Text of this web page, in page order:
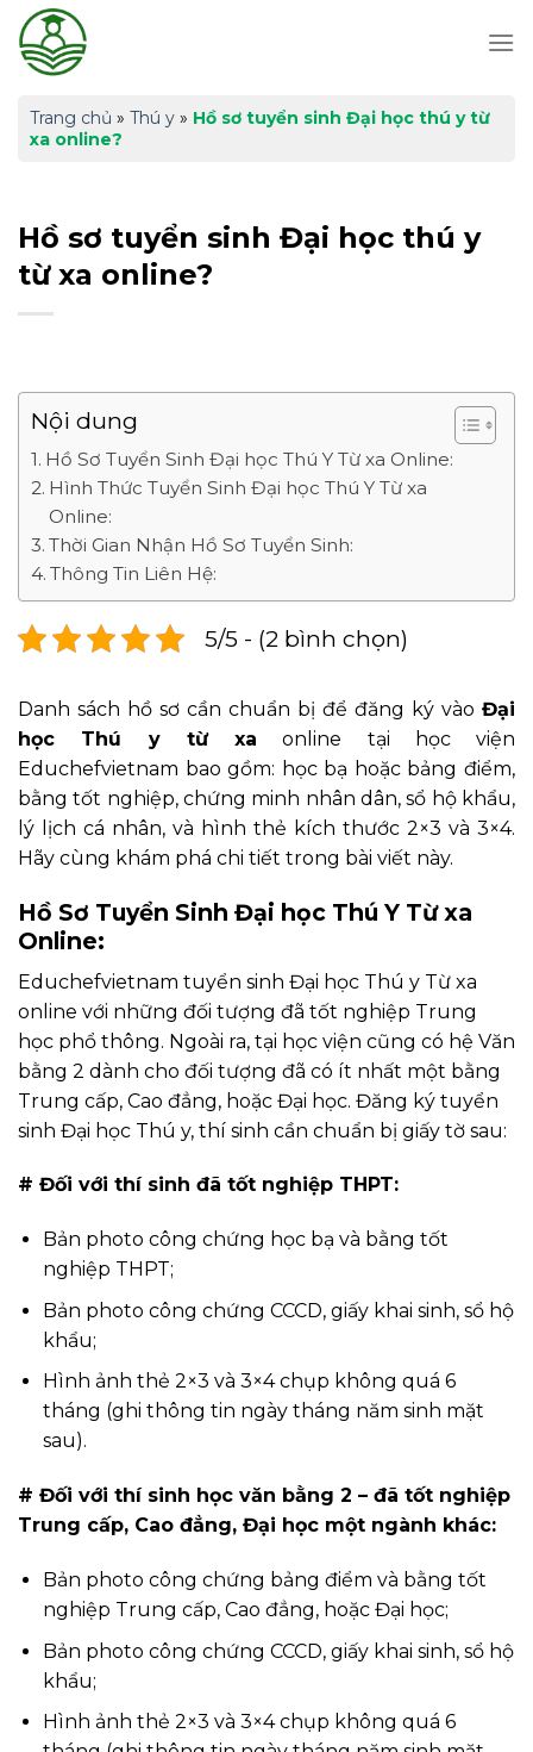
Skip
content
Trang chủ » Thú y » Hồ sơ tuyển sinh Đại học thú y từ
xa online?
Hồ sơ tuyển sinh Đại học thú y
từ xa online?
Nội dung
Hồ Sơ Tuyển Sinh Đại học Thú Y Từ xa Online:
Hình Thức Tuyển Sinh Đại học Thú Y Từ xa
Online:
Thời Gian Nhận Hồ Sơ Tuyển Sinh:
Thông Tin Liên Hệ:
5/5 - (2 bình chọn)
Danh sách hồ sơ cần chuẩn bị để đăng ký vào Đại
học Thú y từ xa online tại học viện
Educhefvietnam bao gồm: học bạ hoặc bảng điểm,
bằng tốt nghiệp, chứng minh nhân dân, sổ hộ khẩu,
lý lịch cá nhân, và hình thẻ kích thước 2×3 và 3×4.
Hãy cùng khám phá chi tiết trong bài viết này.
Hồ Sơ Tuyển Sinh Đại học Thú Y Từ xa
Online:
Educhefvietnam tuyển sinh Đại học Thú y Từ xa
online với những đối tượng đã tốt nghiệp Trung
học phổ thông. Ngoài ra, tại học viện cũng có hệ Văn
bằng 2 dành cho đối tượng đã có ít nhất một bằng
Trung cấp, Cao đẳng, hoặc Đại học. Đăng ký tuyển
sinh Đại học Thú y, thí sinh cần chuẩn bị giấy tờ sau:
# Đối với thí sinh đã tốt nghiệp THPT:
Bản photo công chứng học bạ và bằng tốt
nghiệp THPT;
Bản photo công chứng CCCD, giấy khai sinh, sổ hộ
khẩu;
Hình ảnh thẻ 2×3 và 3×4 chụp không quá 6
tháng (ghi thông tin ngày tháng năm sinh mặt
sau).
# Đối với thí sinh học văn bằng 2 – đã tốt nghiệp
Trung cấp, Cao đẳng, Đại học một ngành khác:
Bản photo công chứng bảng điểm và bằng tốt
nghiệp Trung cấp, Cao đẳng, hoặc Đại học;
Bản photo công chứng CCCD, giấy khai sinh, sổ hộ
khẩu;
Hình ảnh thẻ 2×3 và 3×4 chụp không quá 6